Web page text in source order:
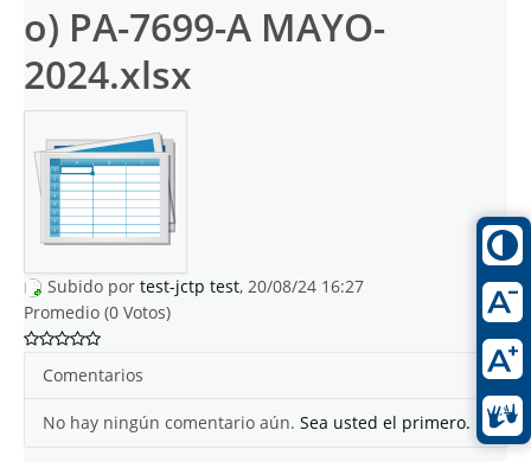
o) PA-7699-A MAYO-
2024.xlsx
Subido por test-jctp test, 20/08/24 16:27
Promedio (0 Votos)
Comentarios
No hay ningún comentario aún. Sea usted el primero.